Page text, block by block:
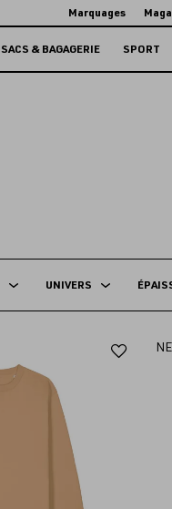
Marquages
SACS & BAGAGERIE SPORT
UNIVERS